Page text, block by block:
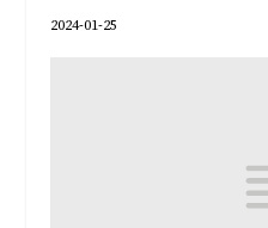
2024-01-25